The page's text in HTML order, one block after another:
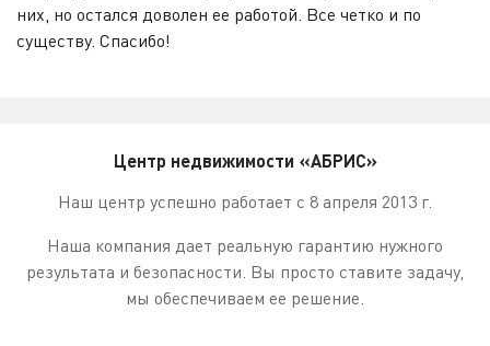
них, но остался доволен ее работой. Все четко и по
существу. Спасибо!
Центр недвижимости «АБРИС»
Наш центр успешно работает с 8 апреля 2013 г.
Наша компания дает реальную гарантию нужного
результата и безопасности. Вы просто ставите задачу,
мы обеспечиваем ее решение.